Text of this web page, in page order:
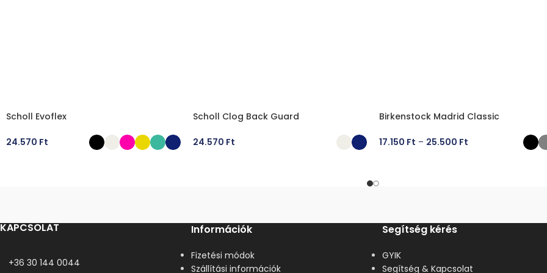
Scholl Evoflex
24.570 Ft
Scholl Clog Back Guard
24.570 Ft
Birkenstock Madrid Classic
17.150 Ft – 25.500 Ft
KAPCSOLAT
+36 30 144 0044
Információk
Fizetési módok
Szállítási információk
Segítség kérés
GYIK
Segítség & Kapcsolat